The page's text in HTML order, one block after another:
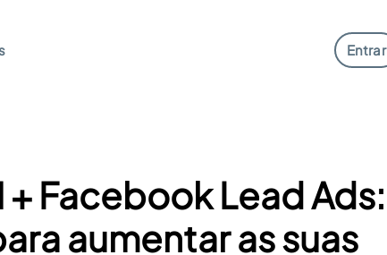
Entrar
+ Facebook Lead Ads:
aumentar as suas